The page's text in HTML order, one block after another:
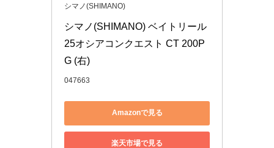
シマノ(SHIMANO)
シマノ(SHIMANO) ベイトリール
25オシアコンクエスト CT 200P
G (右)
047663
Amazonで見る
楽天市場で見る